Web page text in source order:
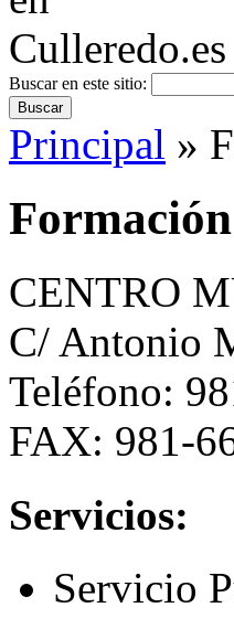
Buscar en este sitio:
Principal »
CENTRO
C/ Antonio
Teléfono:
FAX: 981-
Servicios:
Servicio